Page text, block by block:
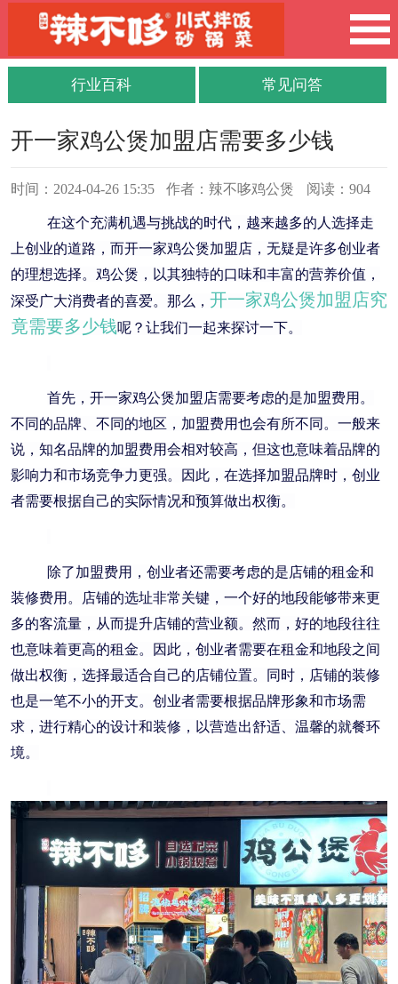
行业百科 常见问答
开一家鸡公煲加盟店需要多少钱
时间：2024-04-26 15:35 作者：辣不哆鸡公煲 阅读：904
在这个充满机遇与挑战的时代，越来越多的人选择走
上创业的道路，而开一家鸡公煲加盟店，无疑是许多创业者
的理想选择。鸡公煲，以其独特的口味和丰富的营养价值，
深受广大消费者的喜爱。那么， 开一家鸡公煲加盟店究
竟需要多少钱呢？让我们一起来探讨一下。
首先，开一家鸡公煲加盟店需要考虑的是加盟费用。
不同的品牌、不同的地区，加盟费用也会有所不同。一般来
说，知名品牌的加盟费用会相对较高，但这也意味着品牌的
影响力和市场竞争力更强。因此，在选择加盟品牌时，创业
者需要根据自己的实际情况和预算做出权衡。
除了加盟费用，创业者还需要考虑的是店铺的租金和
装修费用。店铺的选址非常关键，一个好的地段能够带来更
多的客流量，从而提升店铺的营业额。然而，好的地段往往
也意味着更高的租金。因此，创业者需要在租金和地段之间
做出权衡，选择最适合自己的店铺位置。同时，店铺的装修
也是一笔不小的开支。创业者需要根据品牌形象和市场需
求，进行精心的设计和装修，以营造出舒适、温馨的就餐环
境。